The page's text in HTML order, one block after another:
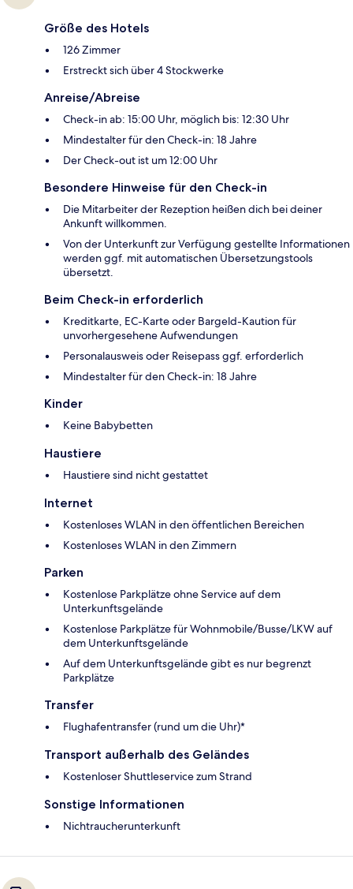
Größe des Hotels
126 Zimmer
Erstreckt sich über 4 Stockwerke
Anreise/Abreise
Check-in ab: 15:00 Uhr, möglich bis: 12:30 Uhr
Mindestalter für den Check-in: 18 Jahre
Der Check-out ist um 12:00 Uhr
Besondere Hinweise für den Check-in
Die Mitarbeiter der Rezeption heißen dich bei deiner
Ankunft willkommen.
Von der Unterkunft zur Verfügung gestellte Informationen
werden ggf. mit automatischen Übersetzungstools
übersetzt.
Beim Check-in erforderlich
Kreditkarte, EC-Karte oder Bargeld-Kaution für
unvorhergesehene Aufwendungen
Personalausweis oder Reisepass ggf. erforderlich
Mindestalter für den Check-in: 18 Jahre
Kinder
Keine Babybetten
Haustiere
Haustiere sind nicht gestattet
Internet
Kostenloses WLAN in den öffentlichen Bereichen
Kostenloses WLAN in den Zimmern
Parken
Kostenlose Parkplätze ohne Service auf dem
Unterkunftsgelände
Kostenlose Parkplätze für Wohnmobile/Busse/LKW auf
dem Unterkunftsgelände
Auf dem Unterkunftsgelände gibt es nur begrenzt
Parkplätze
Transfer
Flughafentransfer (rund um die Uhr)*
Transport außerhalb des Geländes
Kostenloser Shuttleservice zum Strand
Sonstige Informationen
Nichtraucherunterkunft